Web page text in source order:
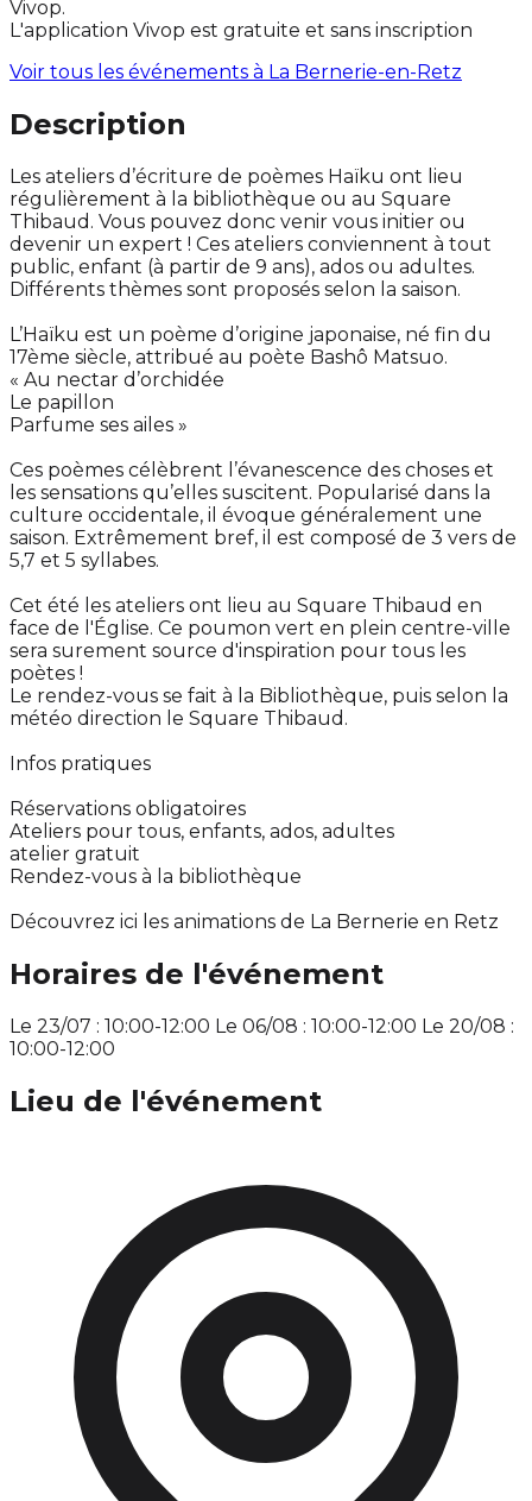
Vivop.
L'application Vivop est gratuite et sans inscription
Voir tous les événements à La Bernerie-en-Retz
Description
Les ateliers d’écriture de poèmes Haïku ont lieu
régulièrement à la bibliothèque ou au Square
Thibaud. Vous pouvez donc venir vous initier ou
devenir un expert ! Ces ateliers conviennent à tout
public, enfant (à partir de 9 ans), ados ou adultes.
Différents thèmes sont proposés selon la saison.
L’Haïku est un poème d’origine japonaise, né fin du
17ème siècle, attribué au poète Bashô Matsuo.
« Au nectar d’orchidée
Le papillon
Parfume ses ailes »
Ces poèmes célèbrent l’évanescence des choses et
les sensations qu’elles suscitent. Popularisé dans la
culture occidentale, il évoque généralement une
saison. Extrêmement bref, il est composé de 3 vers de
5,7 et 5 syllabes.
Cet été les ateliers ont lieu au Square Thibaud en
face de l'Église. Ce poumon vert en plein centre-ville
sera surement source d'inspiration pour tous les
poètes !
Le rendez-vous se fait à la Bibliothèque, puis selon la
météo direction le Square Thibaud.
Infos pratiques
Réservations obligatoires
Ateliers pour tous, enfants, ados, adultes
atelier gratuit
Rendez-vous à la bibliothèque
Découvrez ici les animations de La Bernerie en Retz
Horaires de l'événement
Le 23/07 : 10:00-12:00 Le 06/08 : 10:00-12:00 Le 20/08 :
10:00-12:00
Lieu de l'événement